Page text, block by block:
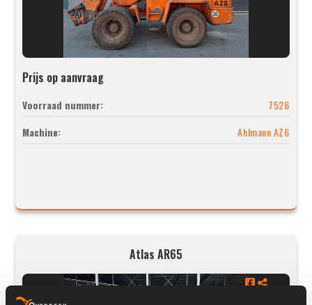
Prijs op aanvraag
Voorraad nummer:
7526
Machine:
Ahlmann AZ6
Atlas AR65